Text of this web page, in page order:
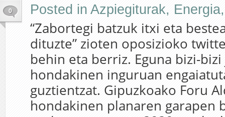
0 Posted in Azpiegiturak, Energia
“Zabortegi batzuk itxi eta
dituzte” zioten oposizioko
behin eta berriz. Eguna bizi-
hondakinen inguruan
guztientzat. Gipuzkoako Foru
hondakinen planaren garapen